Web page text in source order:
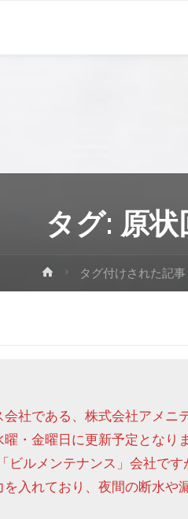
タグ: 原状
タグ付けされた記
社である、株式会社アメニ
・金曜日に更新予定となり
ルメンテナンス」会社です
入れており、夜間の断水や